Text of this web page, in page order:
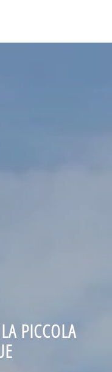
PICCOLA